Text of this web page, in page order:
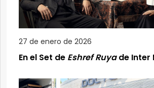
27 de enero de 2026
En el Set de Eshref Ruyade Inter